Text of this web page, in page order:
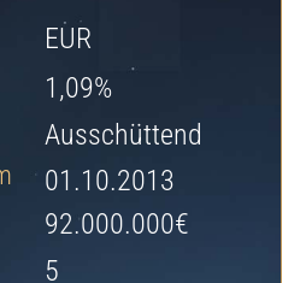
EUR
1,09%
Ausschüttend
01.10.2013
92.000.000€
5